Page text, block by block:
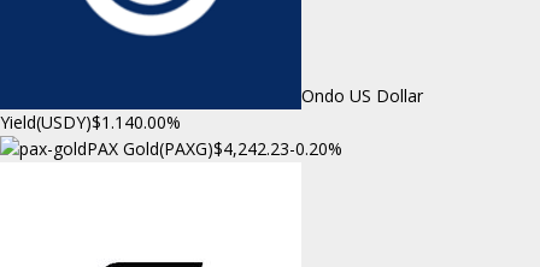
Ondo US Dollar
Yield(USDY)$1.140.00%
PAX Gold(PAXG)$4,242.23-0.20%